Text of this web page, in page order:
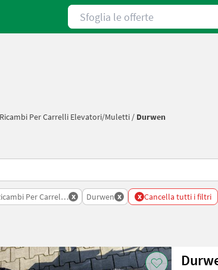
Sfoglia le offerte
Per Carrelli Elevatori/muletti / Durwen
Per Carrelli Elevatori Muletti
x Durwen x x Cancella tutti i filtri